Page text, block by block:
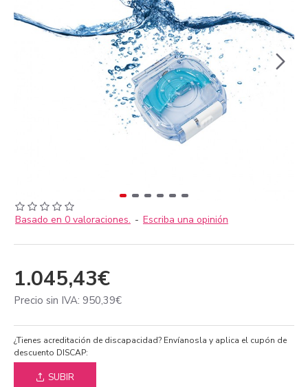
Basado en 0 valoraciones. - Escriba una opinión
1.045,43€
Precio sin IVA: 950,39€
¿Tienes acreditación de discapacidad? Envíanosla y aplica el cupón de
descuento DISCAP:
SUBIR